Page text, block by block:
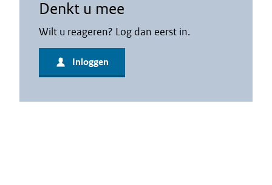
Denkt u mee
Wilt u reageren? Log dan eerst in.
Inloggen